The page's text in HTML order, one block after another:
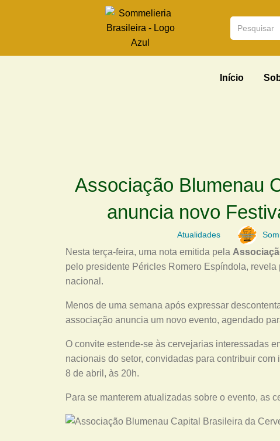
Início
Associação Blumenau
anuncia novo
Atualidades
Nesta terça-feira, uma nota emitida pela
pelo presidente Péricles Romero Espíndola,
nacional.
Menos de uma semana após expressar
associação anuncia um novo evento, agendado
O convite estende-se às cervejarias interessadas
nacionais do setor, convidadas para contribuir
8 de abril, às 20h.
Para se manterem atualizadas sobre o evento, as